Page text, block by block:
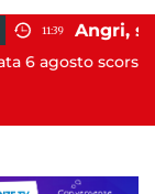
ad Angri (SA), i